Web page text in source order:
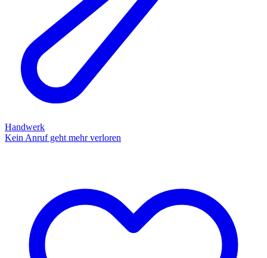
Handwerk
Kein Anruf geht mehr verloren